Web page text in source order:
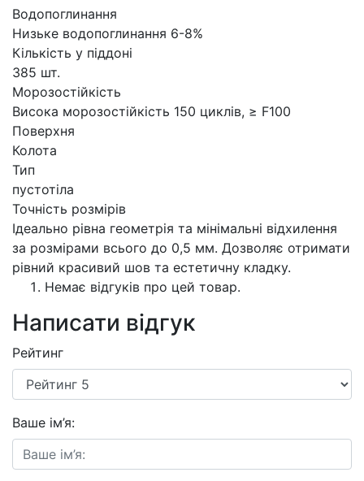
Водопоглинання
Низьке водопоглинання 6-8%
Кількість у піддоні
385 шт.
Морозостійкість
Висока морозостійкість 150 циклів, ≥ F100
Поверхня
Колота
Тип
пустотіла
Точність розмірів
Ідеально рівна геометрія та мінімальні відхилення
за розмірами всього до 0,5 мм. Дозволяє отримати
рівний красивий шов та естетичну кладку.
Немає відгуків про цей товар.
Написати відгук
Рейтинг
Ваше ім’я: